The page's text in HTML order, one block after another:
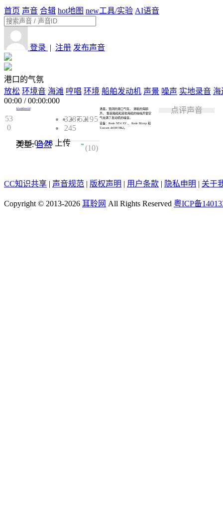
首页 声音 合辑 hot地图 new工具/实验 AI语音
登录 | 注册 发布声音
港口的气氛
放松 环境音 海滩 哼唱 环境 船舶发动机 声景 噪声 实地录音 海
00:00 /00:00:000
53
0
klankbeeld
328752195
245
2016-02-28上传
类型:自然 4.0(10)
清晨，宽阔的港口气氛， 清晰的海鸥
声。 集装箱船和其他海船的嗡嗡声使空
气充满了发动机的噪音。
设备：Rode NT4 XY 、 Rode Blimp 和
Tascam dr100 Mk2。
点评声音
CC知识共享 | 声音规范 | 版权声明 | 用户条款 | 隐私申明 | 关于
Copyright © 2013-2026 耳聆网 All Rights Reserved 粤ICP备